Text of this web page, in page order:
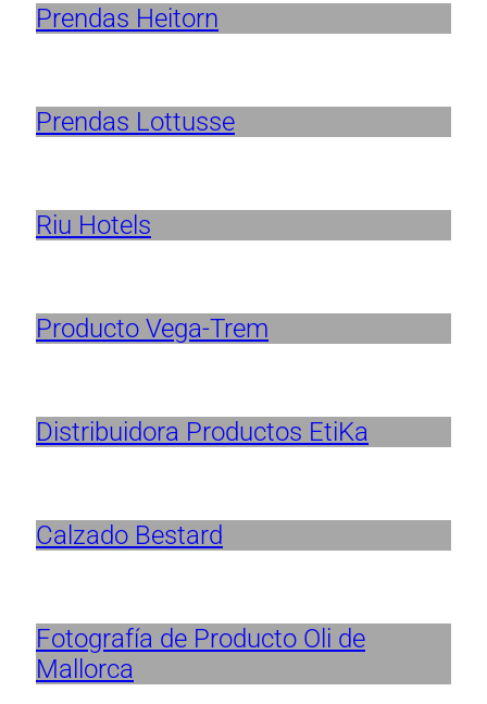
Prendas Heitorn
Prendas Lottusse
Riu Hotels
Producto Vega-Trem
Distribuidora Productos EtiKa
Calzado Bestard
Fotografía de Producto Oli de
Mallorca